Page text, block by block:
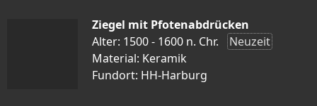
Ziegel mit Pfotenabdrücken
Alter: 1500 - 1600 n. Chr.
Neuzeit
Material: Keramik
Fundort: HH-Harburg